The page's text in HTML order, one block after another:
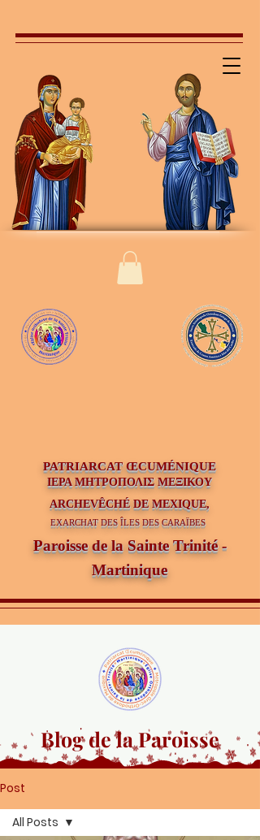
PATRIARCAT ŒCUMÉNIQUE
ΙΕΡΑ ΜΗΤΡΟΠΟΛΙΣ ΜΕΞΙΚΟΥ
ARCHEVÊCHÉ DE MEXIQUE,
EXARCHAT DES ÎLES DES CARAÏBES
Paroisse de la Sainte Trinité -
Martinique
Blog de la Paroisse
Post
All Posts